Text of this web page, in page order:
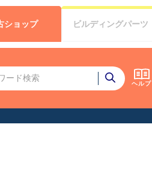
ヘルプ
ショップ ビルディングパーツ